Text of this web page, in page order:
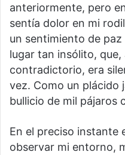
anteriormente, pero
sentía dolor en mi
un sentimiento de
lugar tan insólito, que,
contradictorio, era
vez. Como un plácido
bullicio de mil pájaros
En el preciso instante
observar mi entorno,